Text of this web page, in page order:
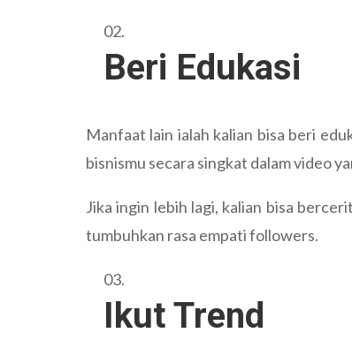
Beri Edukasi
Manfaat lain ialah kalian bisa beri
bisnismu secara singkat dalam video
Jika ingin lebih lagi, kalian bisa
tumbuhkan rasa empati followers.
Ikut Trend